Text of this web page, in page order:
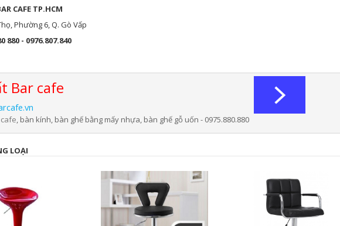
CAFE TP.HCM
Phường 6, Q. Gò Vấp
880 - 0976.807.840
Bar cafe
, bàn kính, bàn ghế bằng mấy nhựa, bàn ghế gỗ uốn - 0975.880.880
LOẠI